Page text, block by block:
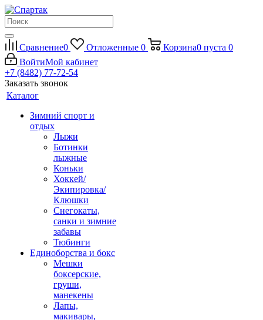
Сравнение0 Отложенные 0 Корзина0 пуста 0
ВойтиМой кабинет
+7 (8482) 77-72-54
Заказать звонок
Каталог
Зимний спорт и
отдых
Лыжи
Ботинки
лыжные
Коньки
Хоккей/
Экипировка/
Клюшки
Снегокаты,
санки и зимние
забавы
Тюбинги
Единоборства и бокс
Мешки
боксерские,
груши,
манекены
Лапы,
макивары,